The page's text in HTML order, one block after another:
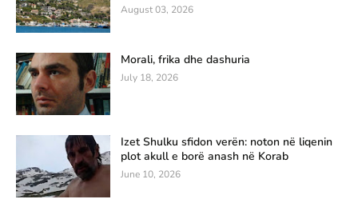
August 03, 2026
Morali, frika dhe dashuria
July 18, 2026
Izet Shulku sfidon verën: noton në liqenin
plot akull e borë anash në Korab
June 10, 2026